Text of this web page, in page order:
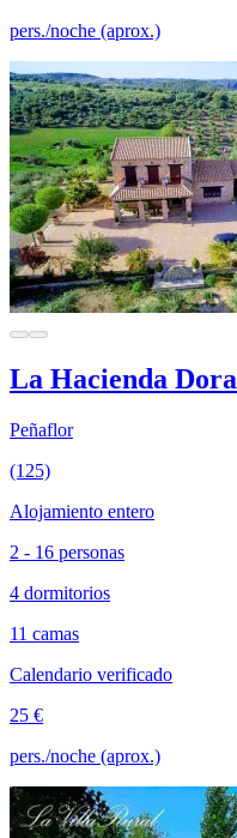
pers./noche (aprox.)
La Hacienda Dora
Peñaflor
(125)
Alojamiento entero
2 - 16 personas
4 dormitorios
11 camas
Calendario verificado
25 €
pers./noche (aprox.)